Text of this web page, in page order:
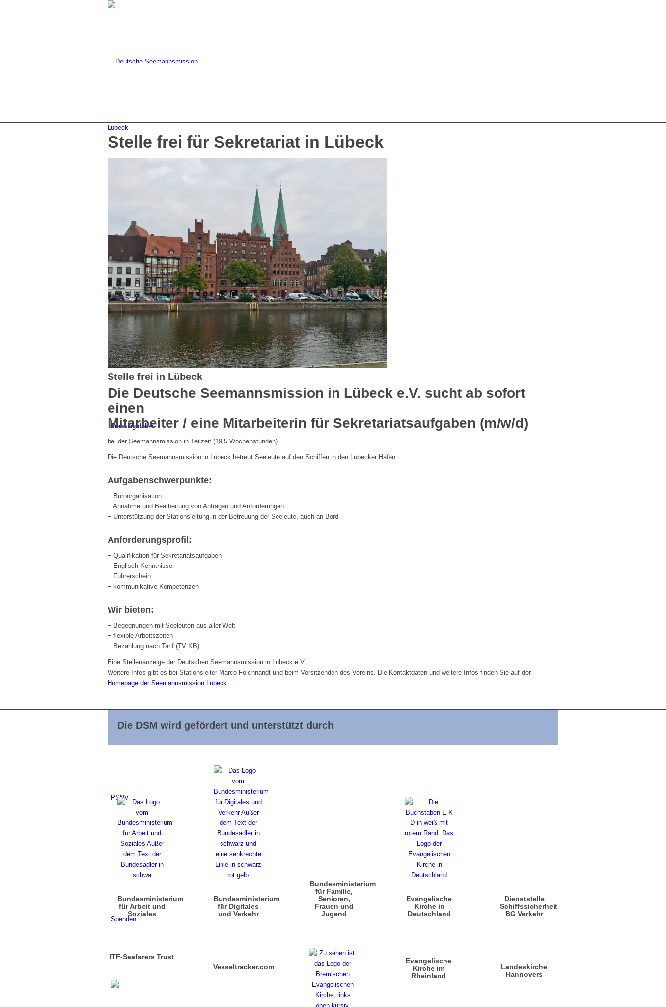
Standorte
Freiwillig dabei
PSNV
Spenden
Lübeck
Stelle frei für Sekretariat in Lübeck
Stelle frei in Lübeck
Die Deutsche Seemannsmission in Lübeck e.V. sucht ab sofort
einen
Mitarbeiter / eine Mitarbeiterin für Sekretariatsaufgaben (m/w/d)
bei der Seemannsmission in Teilzeit (19,5 Wochenstunden)
Die Deutsche Seemannsmission in Lübeck betreut Seeleute auf den Schiffen in den Lübecker Häfen.
Aufgabenschwerpunkte:
− Büroorganisation
− Annahme und Bearbeitung von Anfragen und Anforderungen
− Unterstützung der Stationsleitung in der Betreuung der Seeleute, auch an Bord
Anforderungsprofil:
− Qualifikation für Sekretariatsaufgaben
− Englisch-Kenntnisse
− Führerschein
− kommunikative Kompetenzen
Wir bieten:
− Begegnungen mit Seeleuten aus aller Welt
− flexible Arbeitszeiten
− Bezahlung nach Tarif (TV KB)
Eine Stellenanzeige der Deutschen Seemannsmission in Lübeck e.V.
Weitere Infos gibt es bei Stationsleiter Marco Folchnandt und beim Vorsitzenden des Vereins. Die Kontaktdaten und weitere Infos finden Sie auf der
Homepage der Seemannsmission Lübeck.
Die DSM wird gefördert und unterstützt durch
Bundesministerium
für Arbeit und
Soziales
Bundesministerium
für Digitales
und Verkehr
Bundesministerium
für Familie,
Senioren,
Frauen und
Jugend
Evangelische
Kirche in
Deutschland
Dienststelle
Schiffssicherheit
BG Verkehr
ITF-Seafarers Trust
Vesseltracker.com
Evangelische
Kirche im
Rheinland
Landeskirche
Hannovers